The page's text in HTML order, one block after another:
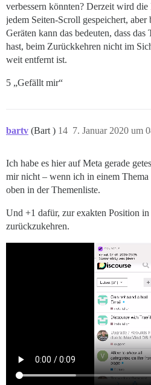
verbessern könnten? Derzeit wird die
jedem Seiten-Scroll gespeichert, aber
Geräten kann das bedeuten, dass
hast, beim Zurückkehren nicht im
weit entfernt ist.
5 „Gefällt mir“
bartv (Bart ) 7. Januar 2020 um
14
Ich habe es hier auf Meta gerade
mir nicht – wenn ich in einem Thema
oben in der Themenliste.
Und +1 dafür, zur exakten Position
zurückzukehren.